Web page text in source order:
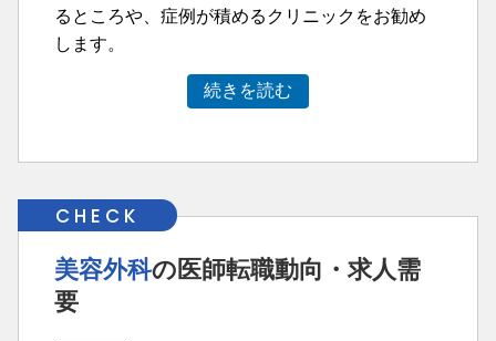
るところや、症例が積めるクリニックをお勧め
します。
続きを読む
美容外科の医師転職動向・求人需
要